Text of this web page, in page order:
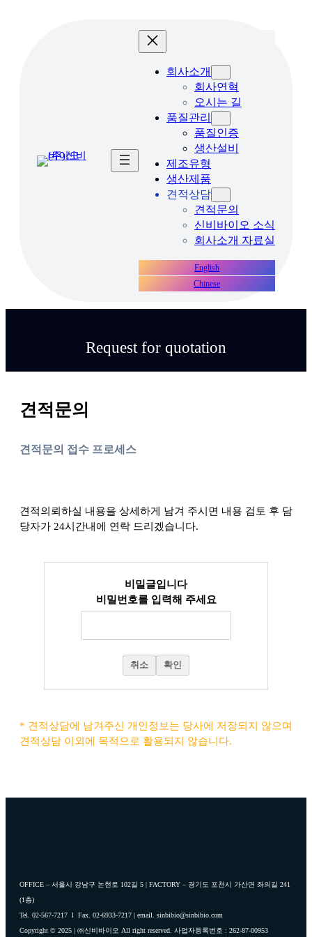
회사소개
회사연혁
오시는 길
품질관리
품질인증
생산설비
제조유형
생산제품
견적상담
견적문의
신비바이오 소식
회사소개 자료실
English
Chinese
Request for quotation
견적문의
견적문의 접수 프로세스
견적의뢰하실 내용을 상세하게 남겨 주시면 내용 검토 후 담
당자가 24시간내에 연락 드리겠습니다.
비밀글입니다
비밀번호를 입력해 주세요
취소 확인
* 견적상담에 남겨주신 개인정보는 당사에 저장되지 않으며
견적상담 이외에 목적으로 활용되지 않습니다.
OFFICE – 서울시 강남구 논현로 102길 5 | FACTORY – 경기도 포천시 가산면 좌의길 241
(1층)
Tel. 02-567-7217 l Fax. 02-6933-7217 | email. sinbibio@sinbibio.com
Copyright © 2025 | ㈜신비바이오 All right reserved. 사업자등록번호 : 262-87-00953